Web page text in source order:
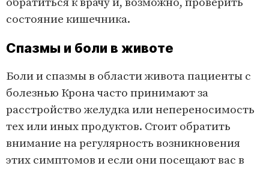
обратиться к врачу и, возможно, проверить
состояние кишечника.
Спазмы и боли в животе
Боли и спазмы в области живота пациенты с
болезнью Крона часто принимают за
расстройство желудка или непереносимость
тех или иных продуктов. Стоит обратить
внимание на регулярность возникновения
этих симптомов и если они посещают вас в